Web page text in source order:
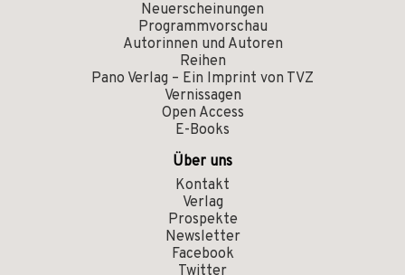
Neuerscheinungen
Programmvorschau
Autorinnen und Autoren
Reihen
Pano Verlag – Ein Imprint von TVZ
Vernissagen
Open Access
E-Books
Über uns
Kontakt
Verlag
Prospekte
Newsletter
Facebook
Twitter